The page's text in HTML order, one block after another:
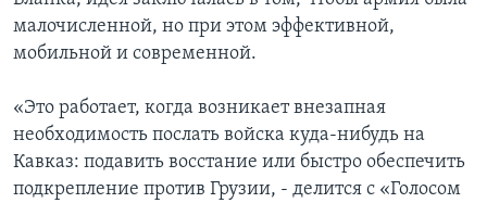
малочисленной, но при этом эффективной,
мобильной и современной.
«Это работает, когда возникает внезапная
необходимость послать войска куда-нибудь на
Кавказ: подавить восстание или быстро обеспечить
подкрепление против Грузии, - делится с «Голосом